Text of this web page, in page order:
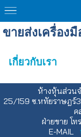
ขายส่งเครื่อง
เกี่ยวกับเรา
ห้างหุ้นส่วน
25/159 ซ.หทัยราษฎร์
ค
ฝ่ายขาย โ
E-MAIL